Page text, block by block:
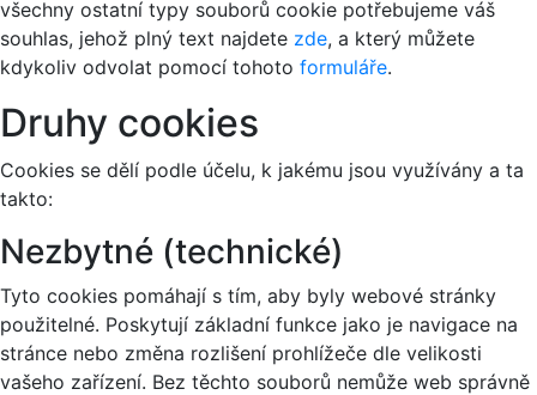
všechny ostatní typy souborů cookie potřebujeme váš
souhlas, jehož plný text najdete zde, a který můžete
kdykoliv odvolat pomocí tohoto formuláře.
Druhy cookies
Cookies se dělí podle účelu, k jakému jsou využívány a ta
takto:
Nezbytné (technické)
Tyto cookies pomáhají s tím, aby byly webové stránky
použitelné. Poskytují základní funkce jako je navigace na
stránce nebo změna rozlišení prohlížeče dle velikosti
vašeho zařízení. Bez těchto souborů nemůže web správně